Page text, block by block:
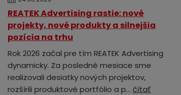
REATEK Advertising rastie: nové
projekty, nové produkty a silnejšia
pozícia na trhu
Rok 2026 začal pre tím REATEK Advertising
dynamicky. Za posledné mesiace sme
realizovali desiatky nových projektov,
rozšírili produktové portfólio a p... čítať